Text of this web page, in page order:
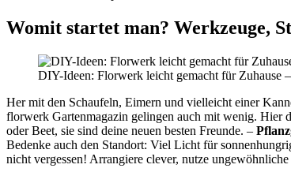
Womit startet man? Werkzeuge,
DIY-Ideen: Florwerk leicht gemacht für Zuhause
Her mit den Schaufeln, Eimern und vielleicht einer
florwerk Gartenmagazin gelingen auch mit wenig. Hier
oder Beet, sie sind deine neuen besten Freunde. –
Bedenke auch den Standort: Viel Licht für
nicht vergessen! Arrangiere clever, nutze